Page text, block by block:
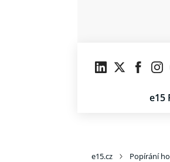
e15
e15.cz Popírání